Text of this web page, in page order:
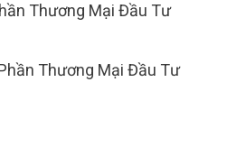
Thương Mại Đầu Tư
Thương Mại Đầu Tư